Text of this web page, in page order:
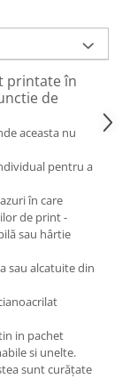
printate în
de
aceasta nu
pentru a
în care
de print -
sau hârtie
sau alcatuite din
in pachet
si unelte.
sunt curățate